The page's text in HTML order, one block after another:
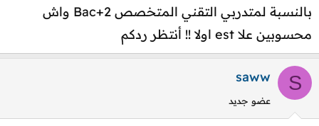
بالنسبة لمتدربي التقني المتخصص Bac+2 واش
محسوبين علا est اولا !! أنتظر ردكم
S
saww
عضو جديد